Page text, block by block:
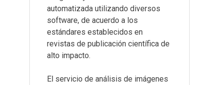
automatizada utilizando diversos
software, de acuerdo a los
estándares establecidos en
revistas de publicación científica de
alto impacto.
El servicio de análisis de imágenes